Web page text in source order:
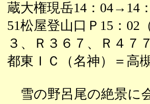
蔵大権現岳14：04→14
51松屋登山口Ｐ15：02
３、Ｒ３６７、Ｒ４７
都東ＩＣ（名神）＝高
雪の野呂尾の絶景に